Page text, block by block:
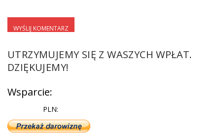
UTRZYMUJEMY SIĘ Z WASZYCH WPŁAT.
DZIĘKUJEMY!
Wsparcie:
PLN: